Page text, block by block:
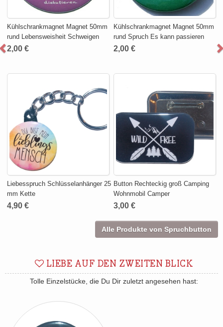
Kühlschrankmagnet Magnet 50mm
rund Lebensweisheit Schweigen
2,00 €
Kühlschrankmagnet Magnet 50mm
rund Spruch Es kann passieren
2,00 €
Liebesspruch Schlüsselanhänger 25
mm Kette
4,90 €
Button Rechteckig groß Camping
Wohnmobil Camper
3,00 €
Alle Produkte von Spruchbutton
LIEBE AUF DEN ZWEITEN BLICK
Tolle Einzelstücke, die Du Dir zuletzt angesehen hast: